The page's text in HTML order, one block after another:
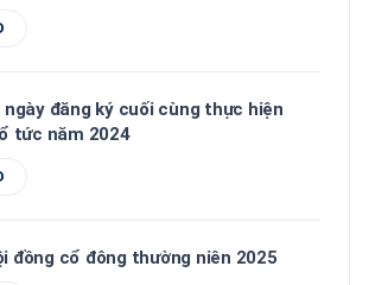
đăng ký cuối cùng thực hiện
tức năm 2024
đồng cổ đông thường niên 2025